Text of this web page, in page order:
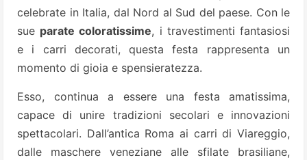
celebrate in Italia, dal Nord al Sud del paese. Con le
sue parate coloratissime, i travestimenti fantasiosi
e i carri decorati, questa festa rappresenta un
momento di gioia e spensieratezza.
Esso, continua a essere una festa amatissima,
capace di unire tradizioni secolari e innovazioni
spettacolari. Dall’antica Roma ai carri di Viareggio,
dalle maschere veneziane alle sfilate brasiliane,